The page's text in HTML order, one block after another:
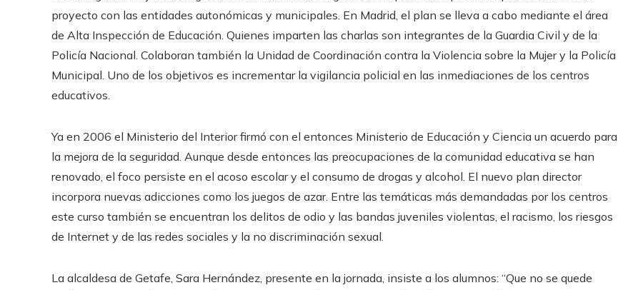
proyecto con las entidades autonómicas y municipales. En Madrid, el plan se lleva a cabo mediante el área
de Alta Inspección de Educación. Quienes imparten las charlas son integrantes de la Guardia Civil y de la
Policía Nacional. Colaboran también la Unidad de Coordinación contra la Violencia sobre la Mujer y la Policía
Municipal. Uno de los objetivos es incrementar la vigilancia policial en las inmediaciones de los centros
educativos.
Ya en 2006 el Ministerio del Interior firmó con el entonces Ministerio de Educación y Ciencia un acuerdo para
la mejora de la seguridad. Aunque desde entonces las preocupaciones de la comunidad educativa se han
renovado, el foco persiste en el acoso escolar y el consumo de drogas y alcohol. El nuevo plan director
incorpora nuevas adicciones como los juegos de azar. Entre las temáticas más demandadas por los centros
este curso también se encuentran los delitos de odio y las bandas juveniles violentas, el racismo, los riesgos
de Internet y de las redes sociales y la no discriminación sexual.
La alcaldesa de Getafe, Sara Hernández, presente en la jornada, insiste a los alumnos: “Que no se quede